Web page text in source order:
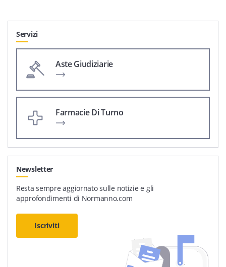
Servizi
Aste Giudiziarie
Farmacie Di Turno
Newsletter
Resta sempre aggiornato sulle notizie e gli
approfondimenti di Normanno.com
Iscriviti